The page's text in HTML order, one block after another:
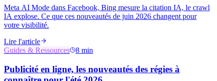
Meta AI Mode dans Facebook, Bing mesure la citation IA, le crawl
IA explose. Ce que ces nouveautés de juin 2026 changent pour
votre visibilité.
Lire l'article
Guides & Ressources
8 min
Publicité en ligne, les nouveautés des régies à